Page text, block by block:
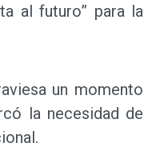
al futuro” para la
un momento
la necesidad de